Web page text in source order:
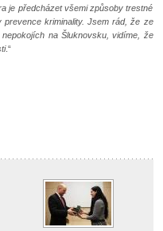
je předcházet všemi způsoby trestné
kriminality. Jsem rád, že ze
na Šluknovsku, vidíme, že
.“